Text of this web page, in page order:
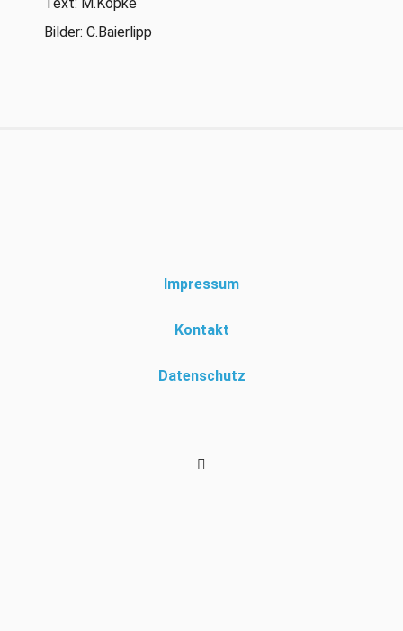
Bilder: C.Baierlipp
Impressum
Kontakt
Datenschutz